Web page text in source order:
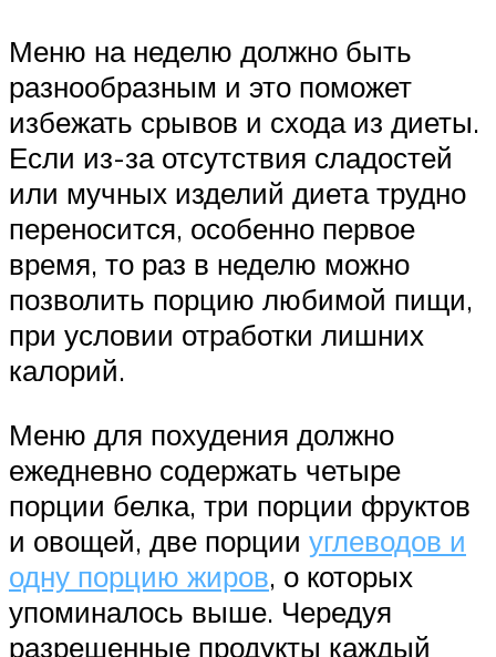
Меню на неделю должно быть
разнообразным и это поможет
избежать срывов и схода из диеты.
Если из-за отсутствия сладостей
или мучных изделий диета трудно
переносится, особенно первое
время, то раз в неделю можно
позволить порцию любимой пищи,
при условии отработки лишних
калорий.
Меню для похудения должно
ежедневно содержать четыре
порции белка, три порции фруктов
и овощей, две порции углеводов и
одну порцию жиров, о которых
упоминалось выше. Чередуя
разрешенные продукты каждый